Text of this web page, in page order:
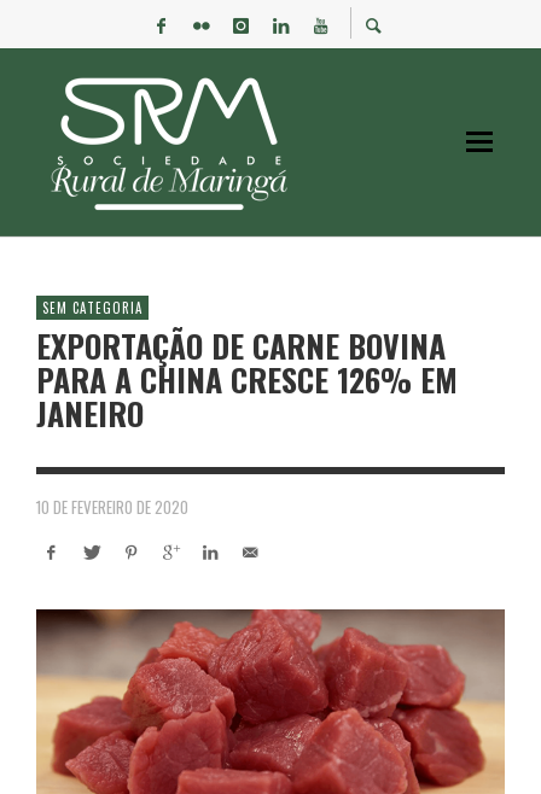
SEM CATEGORIA
EXPORTAÇÃO DE CARNE BOVINA
PARA A CHINA CRESCE 126% EM
JANEIRO
10 DE FEVEREIRO DE 2020